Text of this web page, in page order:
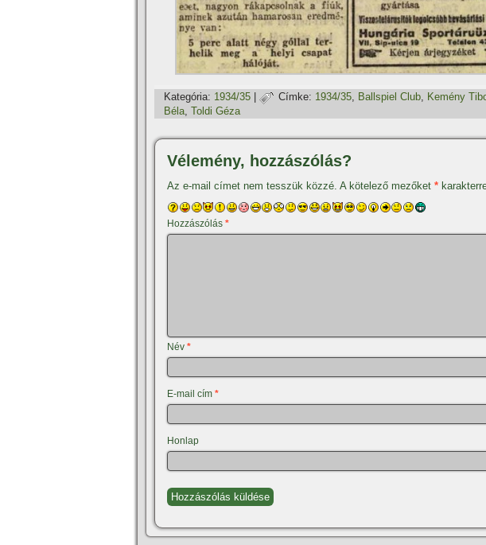
Kategória: 1934/35 Címke: 1934/35, Ballspiel Club, Kemény
Béla, Toldi Géza
Vélemény, hozzászólás?
Az e-mail címet nem tesszük közzé. A kötelező mezőket *
Hozzászólás *
Név *
E-mail cím *
Honlap